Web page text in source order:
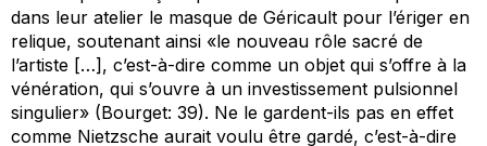
dans leur atelier le masque de Géricault pour l’ériger en
relique, soutenant ainsi «le nouveau rôle sacré de
l’artiste […], c’est-à-dire comme un objet qui s’offre à la
vénération, qui s’ouvre à un investissement pulsionnel
singulier» (Bourget: 39). Ne le gardent-ils pas en effet
comme Nietzsche aurait voulu être gardé, c’est-à-dire